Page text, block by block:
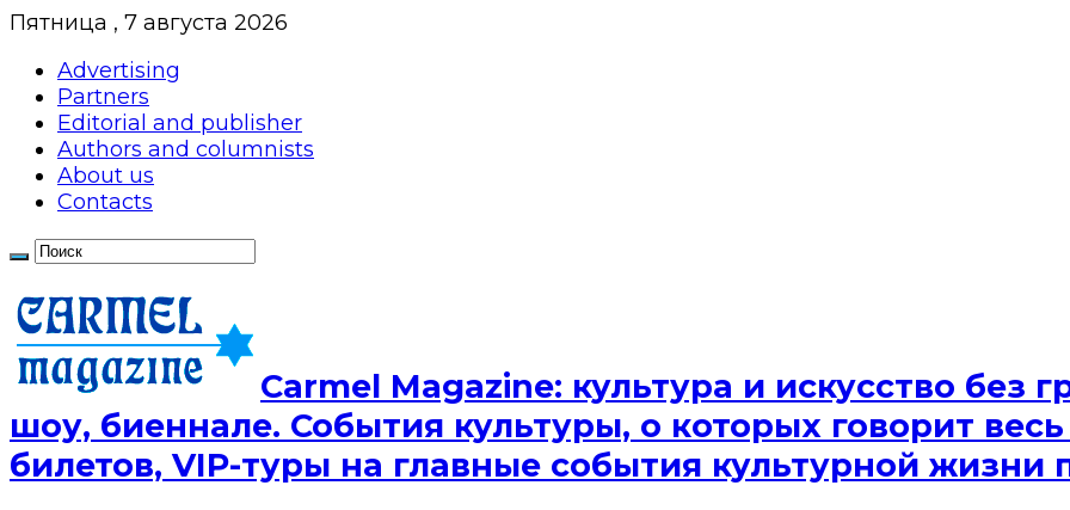
Пятница , 7 августа 2026
Advertising
Partners
Editorial and publisher
Authors and columnists
About us
Contacts
Сarmel Magazine: культура и искусство
шоу, биеннале. События культуры, о которых говорит
билетов, VIP-туры на главные события культурной жизни